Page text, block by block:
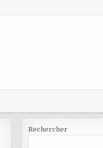
Rechercher